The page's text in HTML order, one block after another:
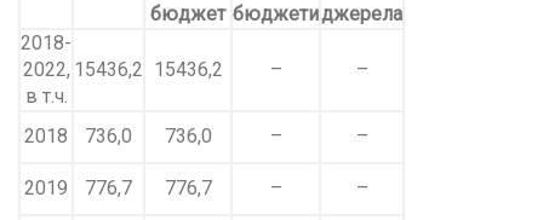
бюджет бюджетиджерела
2018-
2022,
в т.ч.
15436,2 15436,2 – –
2018 736,0 736,0 – –
2019 776,7 776,7 – –